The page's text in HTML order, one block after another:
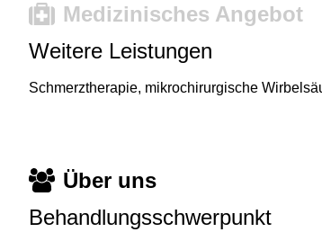
Medizinisches Angebot
Weitere Leistungen
Schmerztherapie, mikrochirurgische
Über uns
Behandlungsschwerpunkt